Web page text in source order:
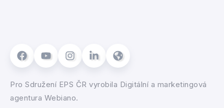
Pro Sdružení EPS ČR vyrobila Digitální a marketingová
agentura Webiano.